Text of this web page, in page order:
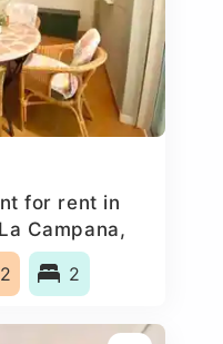
for rent in
Campana,
2